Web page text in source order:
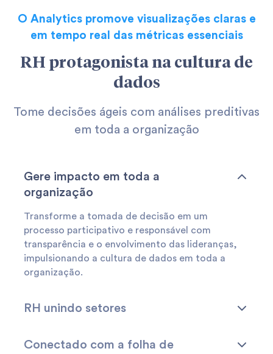
O Analytics promove visualizações claras e
em tempo real das métricas essenciais
RH protagonista na cultura de
dados
Tome decisões ágeis com análises preditivas
em toda a organização
Gere impacto em toda a
organização
Transforme a tomada de decisão em um
processo participativo e responsável com
transparência e o envolvimento das lideranças,
impulsionando a cultura de dados em toda a
organização.
RH unindo setores
áreas da empresa. Gere insights assertivos de
Conectado com a folha de